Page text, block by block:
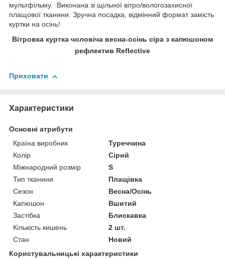
Вітровка куртка чоловіча весна-осінь сіра з капюшоном
рефлектив Reflective
мультфільму. Виконана зі щільної вітро/вологозахисної
плащової тканини. Зручна посадка, відмінний формат замість
куртки на осінь!
Приховати
Характеристики
Основні атрибути
Країна виробник
Туреччина
Колір
Сірий
Міжнародний розмір
S
Тип тканини
Плащівка
Сезон
Весна/Осінь
Капюшон
Вшитий
Застібка
Блискавка
Кількість кишень
2 шт.
Стан
Новий
Користувальницькі характеристики